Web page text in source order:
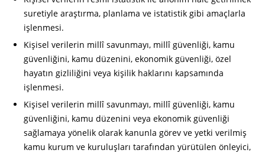
suretiyle araştırma, planlama ve istatistik gibi amaçlarla
işlenmesi.
Kişisel verilerin millî savunmayı, millî güvenliği, kamu
güvenliğini, kamu düzenini, ekonomik güvenliği, özel
hayatın gizliliğini veya kişilik haklarını kapsamında
işlenmesi.
Kişisel verilerin millî savunmayı, millî güvenliği, kamu
güvenliğini, kamu düzenini veya ekonomik güvenliği
sağlamaya yönelik olarak kanunla görev ve yetki verilmiş
kamu kurum ve kuruluşları tarafından yürütülen önleyici,